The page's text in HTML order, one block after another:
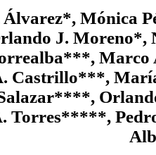
Álvarez*, Mónica
J. Moreno*,
Marco
Castrillo***,
Torres*****,